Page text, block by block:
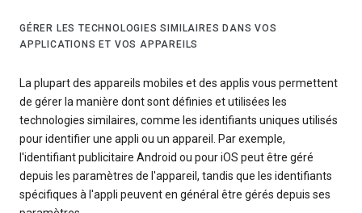
GÉRER LES TECHNOLOGIES SIMILAIRES DANS VOS
APPLICATIONS ET VOS APPAREILS
La plupart des appareils mobiles et des applis vous permettent
de gérer la manière dont sont définies et utilisées les
technologies similaires, comme les identifiants uniques utilisés
pour identifier une appli ou un appareil. Par exemple,
l'identifiant publicitaire Android ou pour iOS peut être géré
depuis les paramètres de l'appareil, tandis que les identifiants
spécifiques à l'appli peuvent en général être gérés depuis ses